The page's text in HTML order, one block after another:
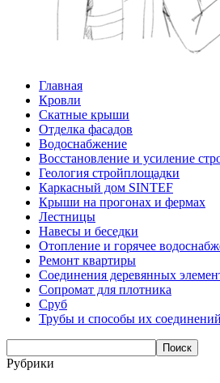
Главная
Кровли
Скатные крыши
Отделка фасадов
Водоснабжение
Восстановление и усиление
Геология стройплощадки
Каркасный дом SINTEF
Крыши на прогонах и фермах
Лестницы
Навесы и беседки
Отопление и горячее
Ремонт квартиры
Соединения деревянных
Сопромат для плотника
Сруб
Трубы и способы их соединений
Рубрики